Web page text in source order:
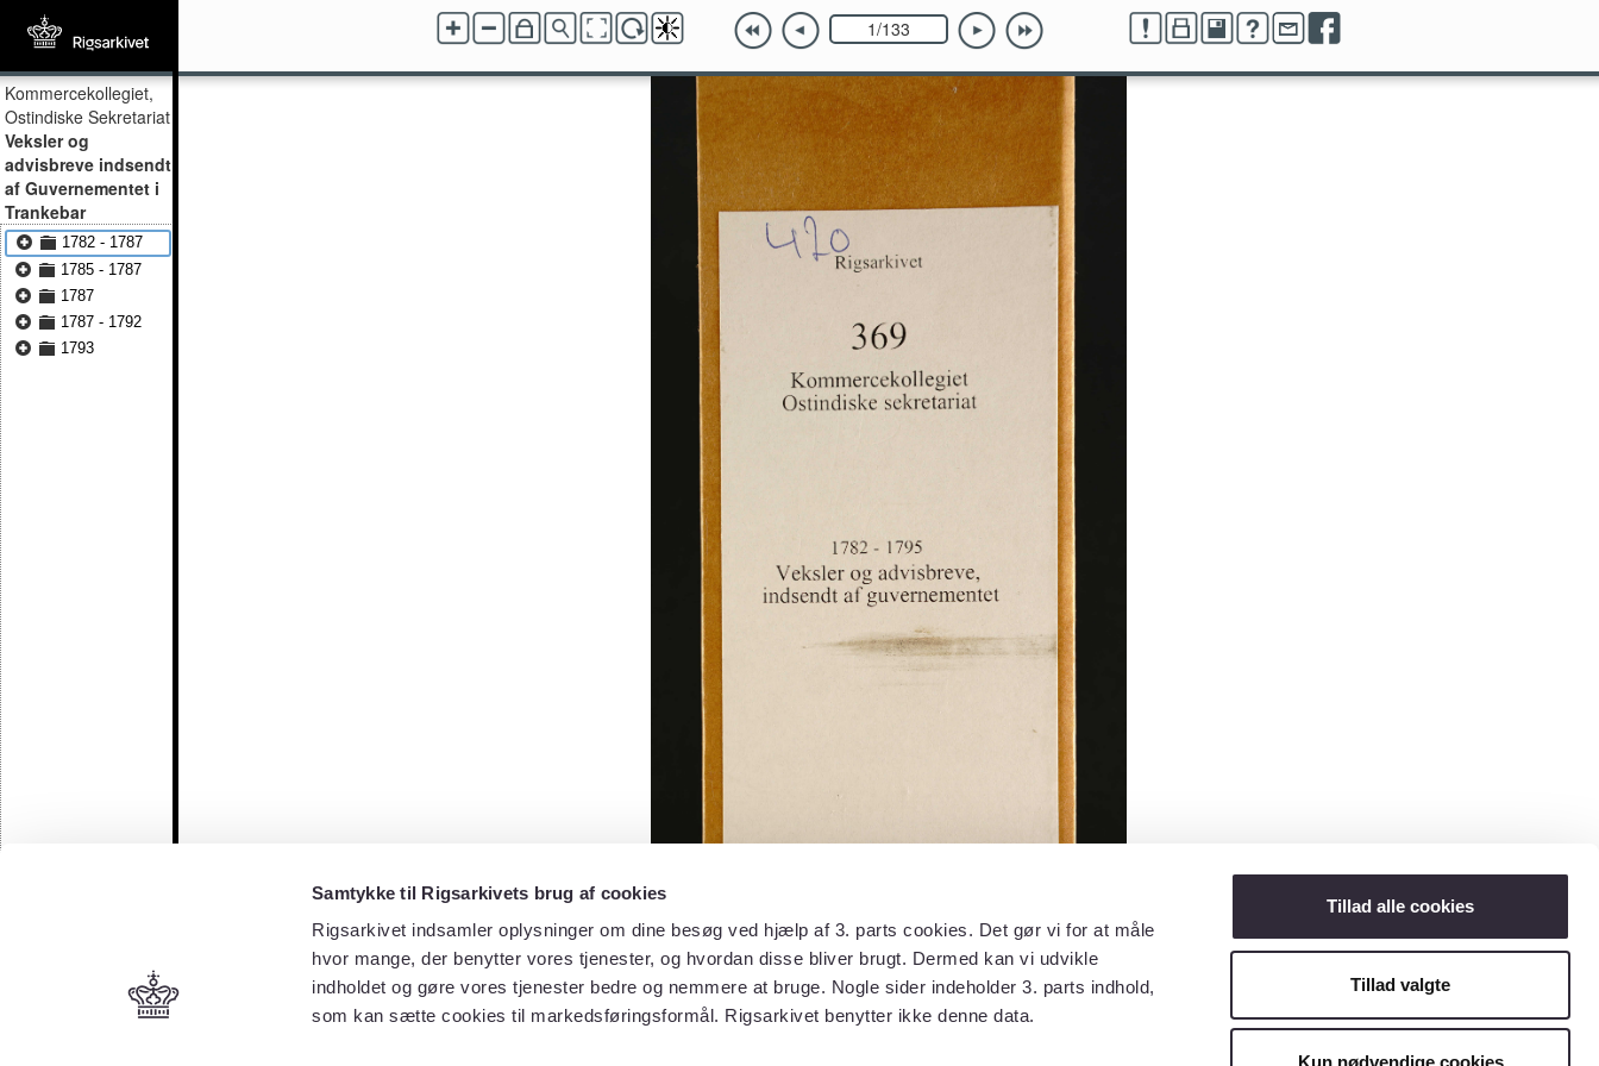
Samtykke til Rigsarkivets brug af cookies
Rigsarkivet indsamler oplysninger om dine besøg ved hjælp af 3. parts cookies. Det gør vi for at måle
hvor mange, der benytter vores tjenester, og hvordan disse bliver brugt. Dermed kan vi udvikle
indholdet og gøre vores tjenester bedre og nemmere at bruge. Nogle sider indeholder 3. parts indhold,
som kan sætte cookies til markedsføringsformål. Rigsarkivet benytter ikke denne data.
Tillad alle cookies
Tillad valgte
Kun nødvendige cookies
Kommercekollegiet,
Ostindiske Sekretariat
Veksler og
advisbreve indsendt
af Guvernementet i
Trankebar
1782 - 1787
1785 - 1787
1787
1787 - 1792
1793